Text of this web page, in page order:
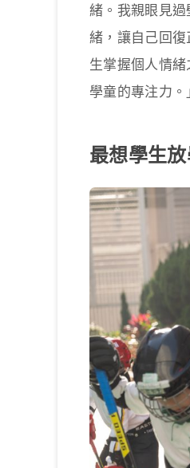
緒。我親眼見
緒，讓自己回
生掌握個人情
學童的專注力。」
最想學生